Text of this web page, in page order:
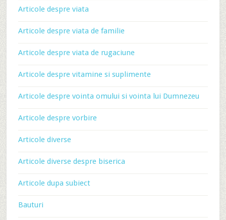
Articole despre viata
Articole despre viata de familie
Articole despre viata de rugaciune
Articole despre vitamine si suplimente
Articole despre vointa omului si vointa lui Dumnezeu
Articole despre vorbire
Articole diverse
Articole diverse despre biserica
Articole dupa subiect
Bauturi